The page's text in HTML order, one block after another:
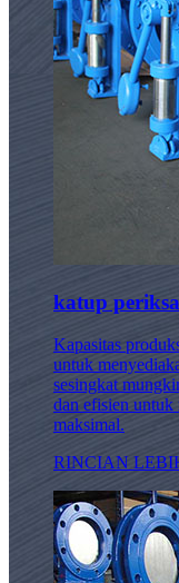
katup periksa
Kapasitas
untuk
sesingkat
dan efisien untuk
maksimal.
RINCIAN